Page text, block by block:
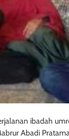
ibadah
Abadi